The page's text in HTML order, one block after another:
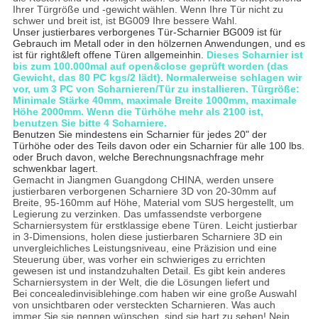
Ihrer Türgröße und -gewicht wählen. Wenn Ihre Tür nicht zu
schwer und breit ist, ist BG009 Ihre bessere Wahl.
Unser justierbares verborgenes Tür-Scharnier BG009 ist für
Gebrauch im Metall oder in den hölzernen Anwendungen, und es
ist für right&left offene Türen allgemeinhin. Dieses Scharnier ist
bis zum 100.000mal auf open&close geprüft worden (das
Gewicht, das 80 PC kgs/2 lädt). Normalerweise schlagen wir
vor, um 3 PC von Scharnieren/Tür zu installieren. Türgröße:
Minimale Stärke 40mm, maximale Breite 1000mm, maximale
Höhe 2000mm. Wenn die Türhöhe mehr als 2100 ist,
benutzen Sie bitte 4 Scharniere.
Benutzen Sie mindestens ein Scharnier für jedes 20" der
Türhöhe oder des Teils davon oder ein Scharnier für alle 100 lbs.
oder Bruch davon, welche Berechnungsnachfrage mehr
schwenkbar lagert.
Gemacht in Jiangmen Guangdong CHINA, werden unsere
justierbaren verborgenen Scharniere 3D von 20-30mm auf
Breite, 95-160mm auf Höhe, Material vom SUS hergestellt, um
Legierung zu verzinken. Das umfassendste verborgene
Scharniersystem für erstklassige ebene Türen. Leicht justierbar
in 3-Dimensions, holen diese justierbaren Scharniere 3D ein
unvergleichliches Leistungsniveau, eine Präzision und eine
Steuerung über, was vorher ein schwieriges zu errichten
gewesen ist und instandzuhalten Detail. Es gibt kein anderes
Scharniersystem in der Welt, die die Lösungen liefert und
Bei concealedinvisiblehinge.com haben wir eine große Auswahl
von unsichtbaren oder versteckten Scharnieren. Was auch
immer Sie sie nennen wünschen, sind sie hart zu sehen! Nein,